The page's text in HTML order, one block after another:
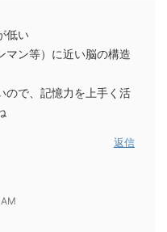
低い
マン等）に近い脳の構造
ので、記憶力を上手く活
返信